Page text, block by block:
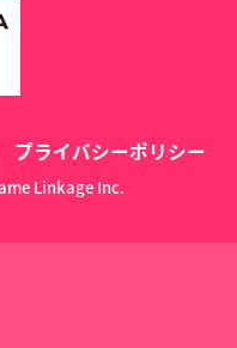
プライバシーポリシー
Linkage Inc.